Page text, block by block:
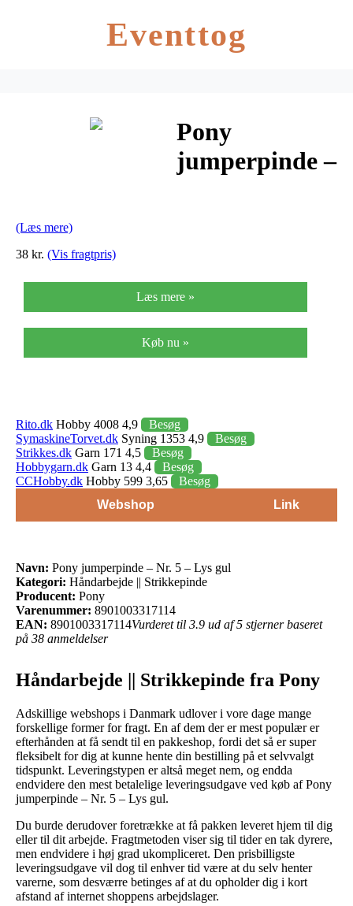
Eventtog
Pony
jumperpinde –
(Læs mere)
38 kr. (Vis fragtpris)
Læs mere »
Køb nu »
Rito.dk Hobby 4008 4,9
Besøg
SymaskineTorvet.dk Syning 1353 4,9
Besøg
Strikkes.dk Garn 171 4,5
Besøg
Hobbygarn.dk Garn 13 4,4
Besøg
CCHobby.dk Hobby 599 3,65
Besøg
Webshop
Link
Navn: Pony jumperpinde – Nr. 5 – Lys gul
Kategori: Håndarbejde || Strikkepinde
Producent: Pony
Varenummer: 8901003317114
EAN: 8901003317114Vurderet til 3.9 ud af 5 stjerner baseret
på 38 anmeldelser
Håndarbejde || Strikkepinde fra Pony
Adskillige webshops i Danmark udlover i vore dage mange
forskellige former for fragt. En af dem der er mest populær er
efterhånden at få sendt til en pakkeshop, fordi det så er super
fleksibelt for dig at kunne hente din bestilling på et selvvalgt
tidspunkt. Leveringstypen er altså meget nem, og endda
endvidere den mest betalelige leveringsudgave ved køb af Pony
jumperpinde – Nr. 5 – Lys gul.
Du burde derudover foretrække at få pakken leveret hjem til dig
eller til dit arbejde. Fragtmetoden viser sig til tider en tak dyrere,
men endvidere i høj grad ukompliceret. Den prisbilligste
leveringsudgave vil dog til enhver tid være at du selv henter
varerne, som desværre betinges af at du opholder dig i kort
afstand af internet shoppens arbejdslager.